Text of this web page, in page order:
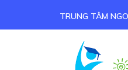
TRUNG TÂM